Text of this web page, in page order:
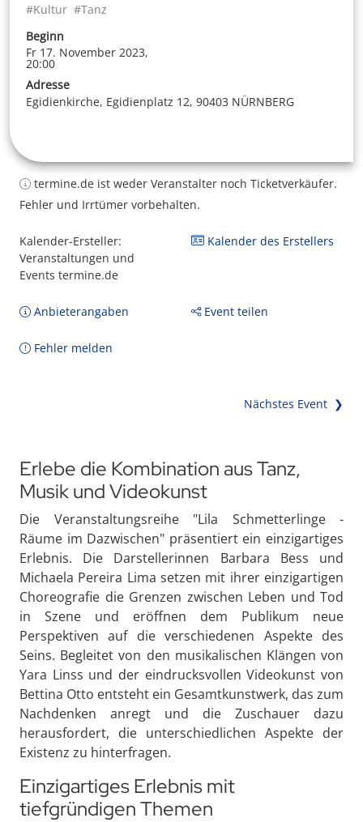
#Kultur #Tanz
Beginn
Fr 17. November 2023,
20:00
Adresse
Egidienkirche, Egidienplatz 12, 90403 NÜRNBERG
termine.de ist weder Veranstalter noch Ticketverkäufer.
Fehler und Irrtümer vorbehalten.
Kalender-Ersteller:
Veranstaltungen und
Events termine.de
Kalender des Erstellers
Anbieterangaben Event teilen
Fehler melden
Nächstes Event ❯
Erlebe die Kombination aus Tanz,
Musik und Videokunst
Die Veranstaltungsreihe "Lila Schmetterlinge -
Räume im Dazwischen" präsentiert ein einzigartiges
Erlebnis. Die Darstellerinnen Barbara Bess und
Michaela Pereira Lima setzen mit ihrer einzigartigen
Choreografie die Grenzen zwischen Leben und Tod
in Szene und eröffnen dem Publikum neue
Perspektiven auf die verschiedenen Aspekte des
Seins. Begleitet von den musikalischen Klängen von
Yara Linss und der eindrucksvollen Videokunst von
Bettina Otto entsteht ein Gesamtkunstwerk, das zum
Nachdenken anregt und die Zuschauer dazu
herausfordert, die unterschiedlichen Aspekte der
Existenz zu hinterfragen.
Einzigartiges Erlebnis mit
tiefgründigen Themen